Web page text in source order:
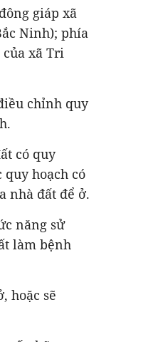
giáp xã
Ninh); phía
xã Tri
chỉnh quy
có quy
hoạch có
nhà đất để ở.
năng sử
làm bệnh
hoặc sẽ